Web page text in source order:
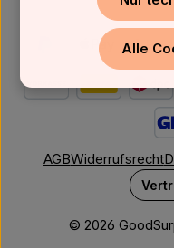
© 2026
AGBWiderrufsrecht
Alle